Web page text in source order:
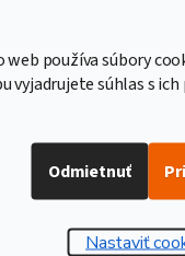
web používa súbory
vyjadrujete súhlas s
Nastaviť
Odmietnuť
oceľový profil HEA 120,
HEA120
Popis a